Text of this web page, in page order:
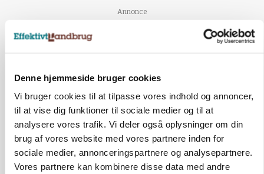
Denne hjemmeside bruger cookies
Vi bruger cookies til at tilpasse vores indhold og annoncer,
til at vise dig funktioner til sociale medier og til at
analysere vores trafik. Vi deler også oplysninger om din
brug af vores website med vores partnere inden for
sociale medier, annonceringspartnere og analysepartnere.
Vores partnere kan kombinere disse data med andre
Annonce
POLITIK